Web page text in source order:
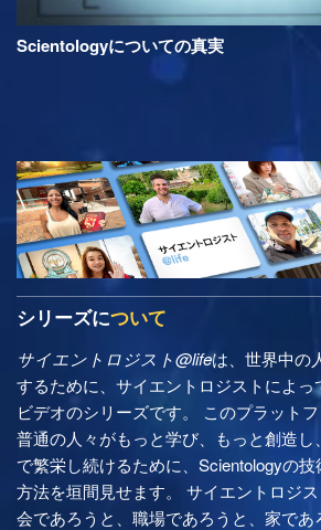
Scientologyについての真実
シリーズについて
サイエントロジスト@lifeは、世界中の
するために、サイエントロジストによっ
ビデオのシリーズです。 このプラット
普通の人々がもっと学び、もっと創造
で繁栄し続けるために、Scientologyの
方法を垣間見せます。 サイエントロジ
会であろうと、職場であろうと、家であ